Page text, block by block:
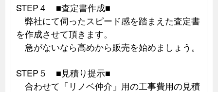
STEP４ ■査定書作成■
弊社にて伺ったスピード感を踏まえた査定書
を作成させて頂きます。
急がないなら高めから販売を始めましょう。
STEP５ ■見積り提示■
合わせて「リノベ仲介」用の工事費用の見積